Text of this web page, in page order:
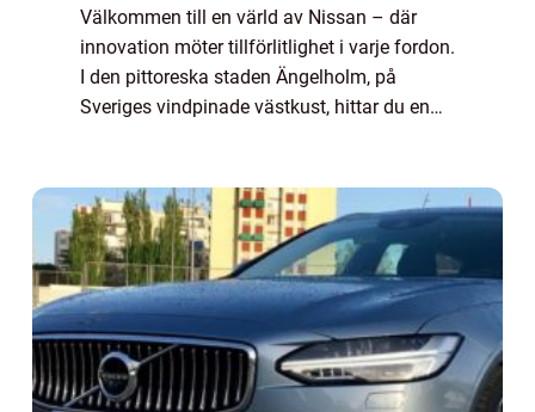
Välkommen till en värld av Nissan – där
innovation möter tillförlitlighet i varje fordon.
I den pittoreska staden Ängelholm, på
Sveriges vindpinade västkust, hittar du en